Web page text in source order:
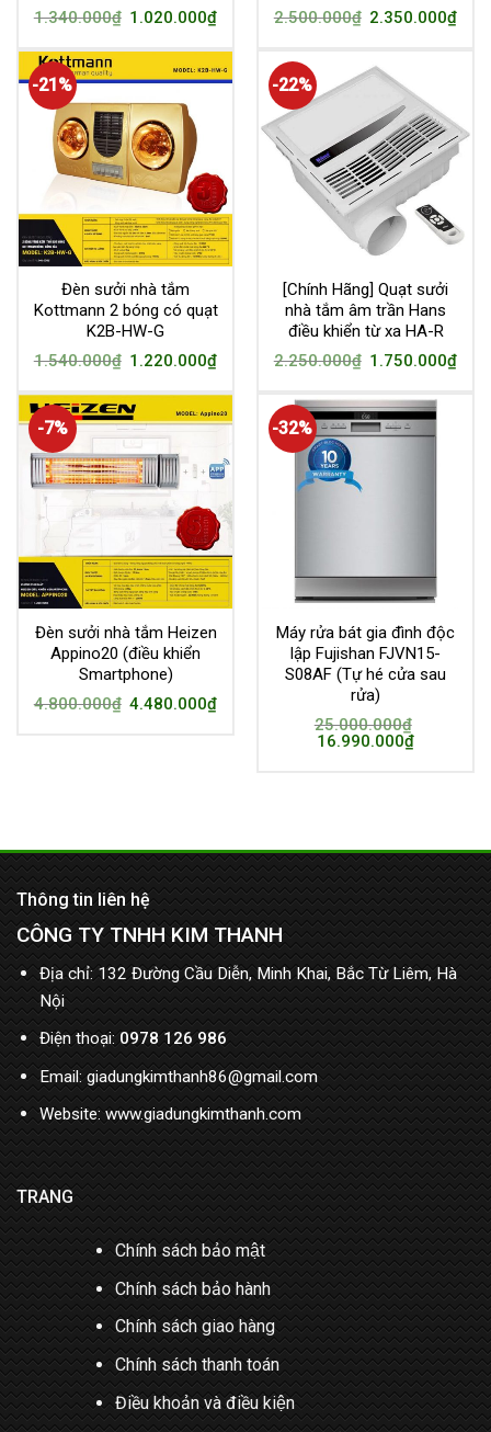
1.340.000₫ 1.020.000₫
2.500.000₫ 2.350.000₫
-21%
Đèn sưởi nhà tắm
Kottmann 2 bóng có quạt
K2B-HW-G
1.540.000₫ 1.220.000₫
-22%
[Chính Hãng] Quạt sưởi
nhà tắm âm trần Hans
điều khiển từ xa HA-R
2.250.000₫ 1.750.000₫
-7%
Đèn sưởi nhà tắm Heizen
Appino20 (điều khiển
Smartphone)
4.800.000₫ 4.480.000₫
-32%
Máy rửa bát gia đình độc
lập Fujishan FJVN15-
S08AF (Tự hé cửa sau
rửa)
25.000.000₫
16.990.000₫
Thông tin liên hệ
CÔNG TY TNHH KIM THANH
Địa chỉ: 132 Đường Cầu Diễn, Minh Khai, Bắc Từ Liêm, Hà
Nội
Điện thoại:0978 126 986
Email: giadungkimthanh86@gmail.com
Website: www.giadungkimthanh.com
TRANG
Chính sách bảo mật
Chính sách bảo hành
Chính sách giao hàng
Chính sách thanh toán
Điều khoản và điều kiện